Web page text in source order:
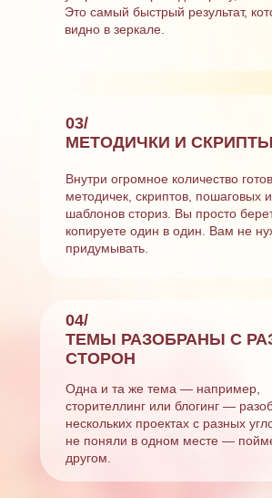
03/
МЕТОДИЧКИ И СКРИПТЫ
Это самый быстрый результат,
видно в зеркале.
Внутри огромное количество
методичек, скриптов, пошаговых
шаблонов сториз. Вы просто
копируете один в один. Вам не
придумывать.
04/
ТЕМЫ РАЗОБРАНЫ С
СТОРОН
Одна и та же тема — например,
сторителлинг или блогинг —
нескольких проектах с разных
не поняли в одном месте —
другом.